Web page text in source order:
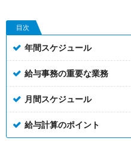
目次
年間スケジュール
給与事務の重要な業務
月間スケジュール
給与計算のポイント